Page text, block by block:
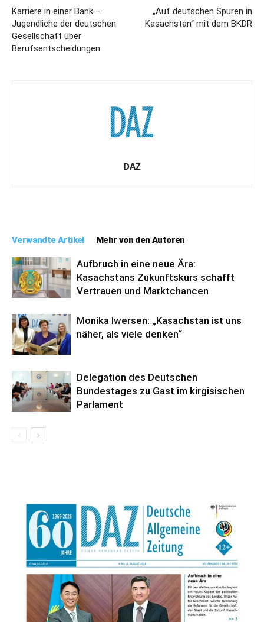
Karriere in einer Bank –
Jugendliche der deutschen
Gesellschaft über
Berufsentscheidungen
„Auf deutschen Spuren in
Kasachstan“ mit dem BKDR
DAZ
Verwandte Artikel Mehr von den Autoren
Aufbruch in eine neue Ära:
Kasachstans Zukunftskurs schafft
Vertrauen und Marktchancen
Monika Iwersen: „Kasachstan ist uns
näher, als viele denken“
Delegation des Deutschen
Bundestages zu Gast im kirgisischen
Parlament